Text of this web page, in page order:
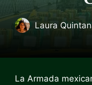
Laura
La Armada